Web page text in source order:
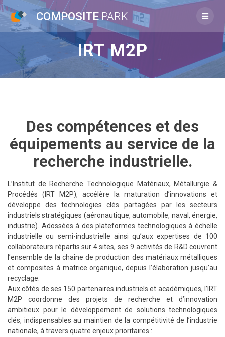
Passer
au
contenu
COMPOSITEPARK
IRT M2P
Des compétences et des
équipements au service de la
recherche industrielle.
L’Institut de Recherche Technologique Matériaux, Métallurgie &
Procédés (IRT M2P), accélère la maturation d’innovations et
développe des technologies clés partagées par les secteurs
industriels stratégiques (aéronautique, automobile, naval, énergie,
industrie). Adossées à des plateformes technologiques à échelle
industrielle ou semi-industrielle ainsi qu’aux expertises de 100
collaborateurs répartis sur 4 sites, ses 9 activités de R&D couvrent
l’ensemble de la chaîne de production des matériaux métalliques
et composites à matrice organique, depuis l’élaboration jusqu’au
recyclage.
Aux côtés de ses 150 partenaires industriels et académiques, l’IRT
M2P coordonne des projets de recherche et d’innovation
ambitieux pour le développement de solutions technologiques
clés, indispensables au maintien de la compétitivité de l’industrie
nationale, à travers quatre enjeux prioritaires :